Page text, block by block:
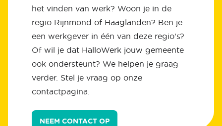
het vinden van werk? Woon je in de
regio Rijnmond of Haaglanden? Ben je
een werkgever in één van deze regio’s?
Of wil je dat HalloWerk jouw gemeente
ook ondersteunt? We helpen je graag
verder. Stel je vraag op onze
contactpagina.
NEEM CONTACT OP